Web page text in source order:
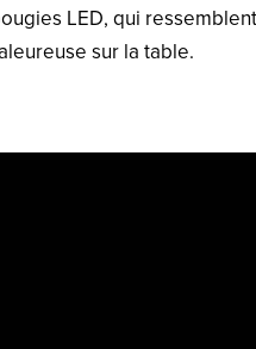
LED, qui
sur la table.